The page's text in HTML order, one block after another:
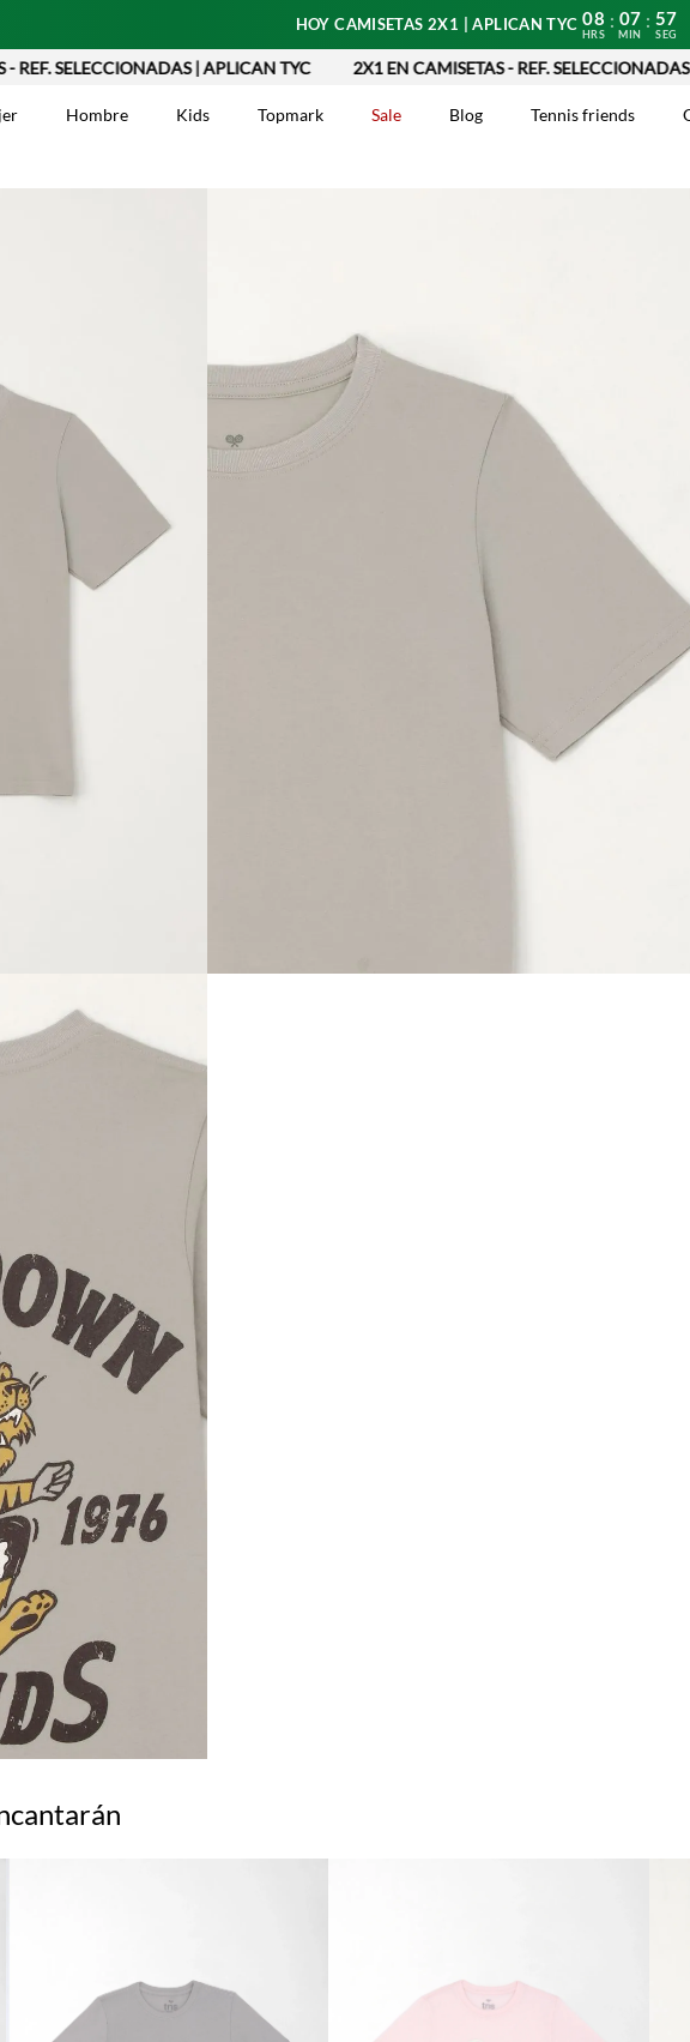
HOY CAMISETAS 2X1 | APLICAN TYC 08
HRS
: 07
MIN
: 56
SEG
SELECCIONADAS | APLICAN TYC 2X1 EN CAMISETAS - REF. SELECCIONADAS |
Hombre Kids Topmark Sale Blog Tennis friends
Chaqueta
Camisetas Mujer